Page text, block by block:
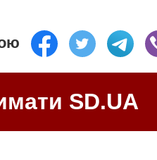
SD.UA